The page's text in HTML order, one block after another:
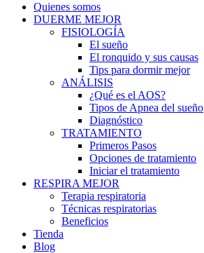
Quienes somos
DUERME MEJOR
FISIOLOGÍA
El sueño
El ronquido y sus causas
Tips para dormir mejor
ANÁLISIS
¿Qué es el AOS?
Tipos de Apnea del sueño
Diagnóstico
TRATAMIENTO
Primeros Pasos
Opciones de tratamiento
Iniciar el tratamiento
RESPIRA MEJOR
Terapia respiratoria
Técnicas respiratorias
Beneficios
Tienda
Blog